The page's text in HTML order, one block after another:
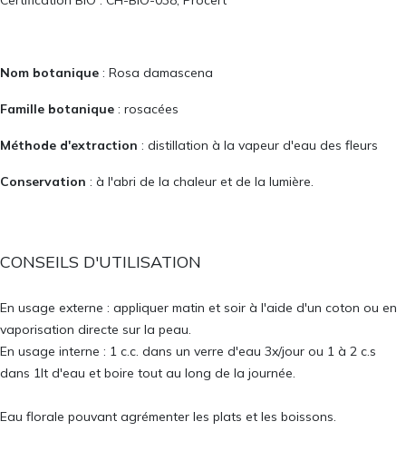
Nom botanique : Rosa damascena
Famille botanique : rosacées
Méthode d'extraction : distillation à la vapeur d'eau des fleurs
Conservation : à l'abri de la chaleur et de la lumière.
CONSEILS D'UTILISATION
En usage externe : appliquer matin et soir à l'aide d'un coton ou en
vaporisation directe sur la peau.
En usage interne : 1 c.c. dans un verre d'eau 3x/jour ou 1 à 2 c.s
dans 1lt d'eau et boire tout au long de la journée.
Eau florale pouvant agrémenter les plats et les boissons.